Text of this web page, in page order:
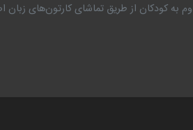
به کودکان از طریق تماشای کارتون‌های